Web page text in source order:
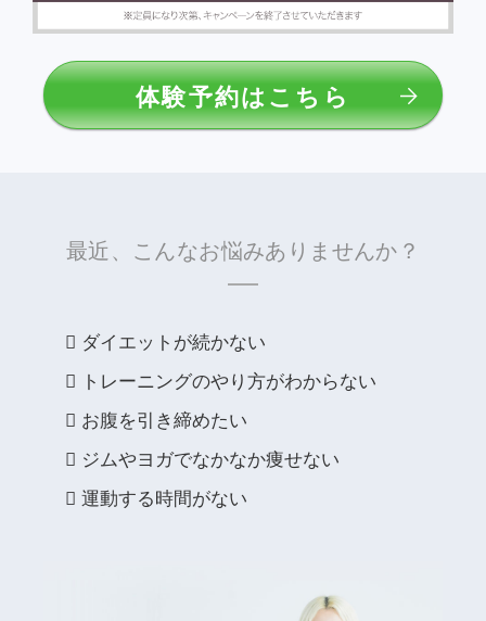
体験予約はこちら
最近、こんなお悩みありませんか？
ダイエットが続かない
トレーニングのやり方がわからない
お腹を引き締めたい
ジムやヨガでなかなか痩せない
運動する時間がない